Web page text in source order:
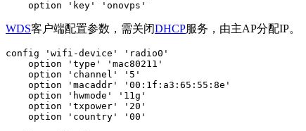
    option 'key' 'onovps'
WDS客户端配置参数，需关闭DHCP服务，由主AP分配IP。
config 'wifi-device' 'radio0'
    option 'type' 'mac80211'
    option 'channel' '5'
    option 'macaddr' '00:1f:a3:65:55:8e'
    option 'hwmode' '11g'
    option 'txpower' '20'
    option 'country' '00'